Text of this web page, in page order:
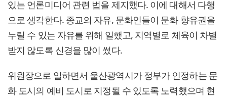
있는 언론미디어 관련 법을 제지했다. 이에 대해서 다행
으로 생각한다. 종교의 자유, 문화인들이 문화 향유권을
누릴 수 있는 자유를 위해 일했고, 지역별로 체육이 차별
받지 않도록 신경을 많이 썼다.
위원장으로 일하면서 울산광역시가 정부가 인정하는 문
화 도시의 예비 도시로 지정될 수 있도록 노력했으며 현